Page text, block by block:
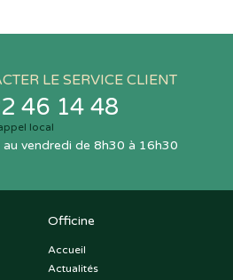
LE SERVICE CLIENT
46 14 48
local
au vendredi de 8h30 à 16h30
Officine
Accueil
Actualités